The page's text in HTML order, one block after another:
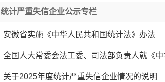
统计严重失信企业公示专栏
安徽省实施《中华人民共和国统计法》办法
全国人大常委会法工委、司法部负责人就《
关于2025年度统计严重失信企业情况的说明